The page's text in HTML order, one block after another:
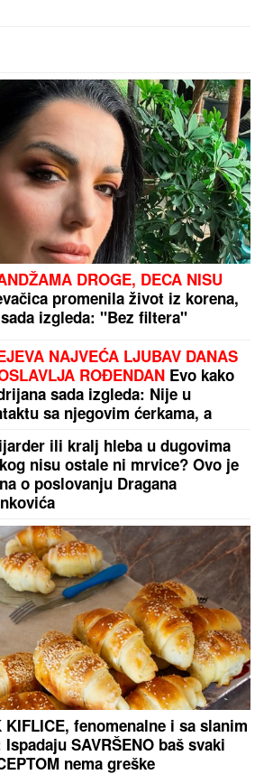
DROGE, DECA NISU
promenila život iz korena,
izgleda: "Bez filtera"
NAJVEĆA LJUBAV DANAS
ROĐENDAN Evo kako
sada izgleda: Nije u
sa njegovim ćerkama, a
ili kralj hleba u dugovima
nisu ostale ni mrvice? Ovo je
o poslovanju Dragana
KIFLICE, fenomenalne i sa slanim
SAVRŠENO baš svaki
nema greške